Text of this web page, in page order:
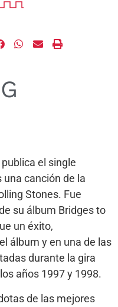
el single
una canción de la
Stones. Fue
su álbum Bridges to
un éxito,
álbum y en una de las
durante la gira
años 1997 y 1998.
de las mejores